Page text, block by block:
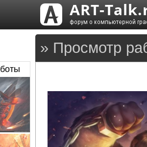
» Просмотр